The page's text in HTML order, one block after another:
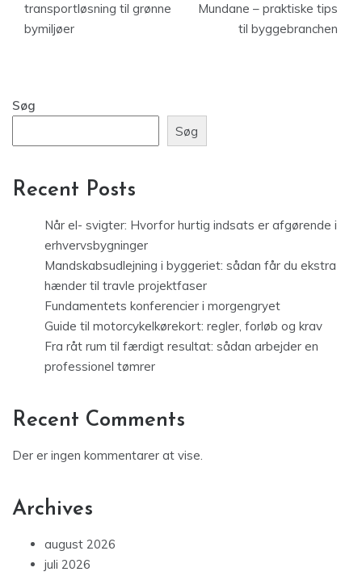
transportløsning til grønne
bymiljøer
Mundane – praktiske tips
til byggebranchen
Søg
Søg
Recent Posts
Når el- svigter: Hvorfor hurtig indsats er afgørende i
erhvervsbygninger
Mandskabsudlejning i byggeriet: sådan får du ekstra
hænder til travle projektfaser
Fundamentets konferencier i morgengryet
Guide til motorcykelkørekort: regler, forløb og krav
Fra råt rum til færdigt resultat: sådan arbejder en
professionel tømrer
Recent Comments
Der er ingen kommentarer at vise.
Archives
august 2026
juli 2026